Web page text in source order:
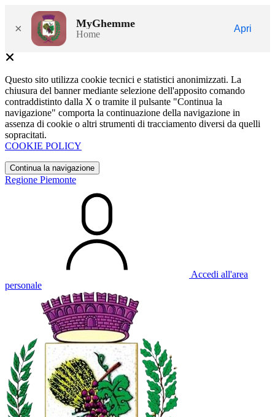
× MyGhemme
Home
Apri
Questo sito utilizza cookie tecnici e statistici anonimizzati. La
chiusura del banner mediante selezione dell'apposito comando
contraddistinto dalla X o tramite il pulsante "Continua la
navigazione" comporta la continuazione della navigazione in
assenza di cookie o altri strumenti di tracciamento diversi da quelli
sopracitati.
COOKIE POLICY
Continua la navigazione
Regione Piemonte
Accedi all'area
personale